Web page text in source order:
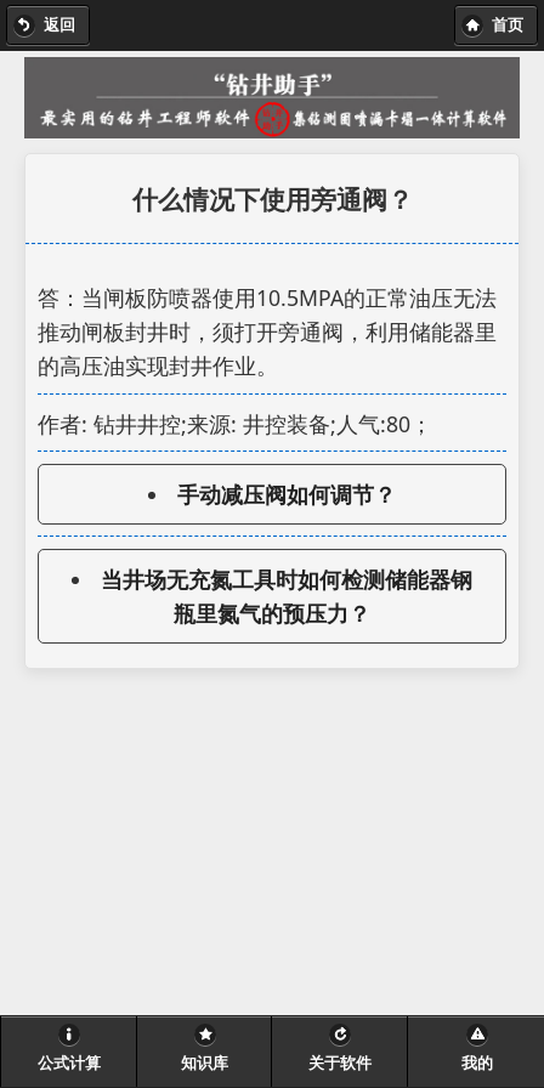
返回 首页
什么情况下使用旁通阀？
答：当闸板防喷器使用10.5MPA的正常油压无法
推动闸板封井时，须打开旁通阀，利用储能器里
的高压油实现封井作业。
作者: 钻井井控;来源: 井控装备;人气:80；
手动减压阀如何调节？
当井场无充氮工具时如何检测储能器钢
瓶里氮气的预压力？
公式计算 知识库 关于软件 我的